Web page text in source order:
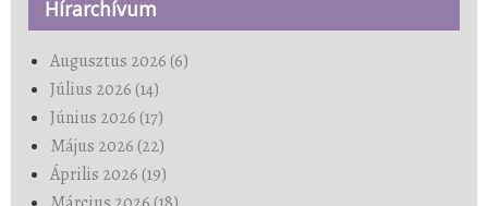
Hírarchívum
Augusztus 2026 (6)
Július 2026 (14)
Június 2026 (17)
Május 2026 (22)
Április 2026 (19)